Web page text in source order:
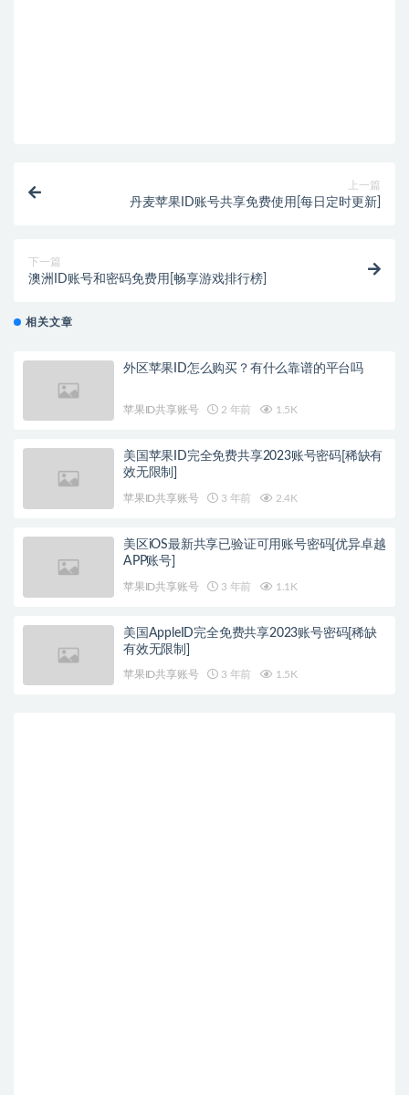
上一篇
丹麦苹果ID账号共享免费使用[每日定时更新]
下一篇
澳洲ID账号和密码免费用[畅享游戏排行榜]
相关文章
外区苹果ID怎么购买？有什么靠谱的平台吗
苹果ID共享账号 2 年前 1.5K
美国苹果ID完全免费共享2023账号密码[稀缺有
效无限制]
苹果ID共享账号 3 年前 2.4K
美区iOS最新共享已验证可用账号密码[优异卓越
APP账号]
苹果ID共享账号 3 年前 1.1K
美国AppleID完全免费共享2023账号密码[稀缺
有效无限制]
苹果ID共享账号 3 年前 1.5K